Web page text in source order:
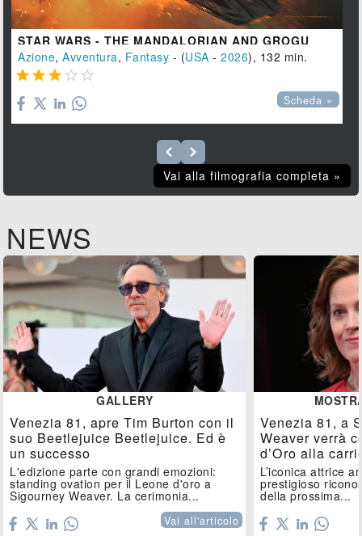
STAR WARS - THE MANDALORIAN AND GROGU
Azione,Avventura, Fantasy - (USA -2026), 132 min.
    
Scheda »
Vai alla filmografia completa »
NEWS
GALLERY
Venezia 81, apre Tim Burton con il
suo Beetlejuice Beetlejuice. Ed è
un successo
L'edizione parte con grandi emozioni:
standing ovation per il Leone d'oro a
Sigourney Weaver. La cerimonia...
Vai all'articolo
Venezia 81, a
Weaver verrà
d’Oro alla
L’iconica attrice
prestigioso
della prossima...